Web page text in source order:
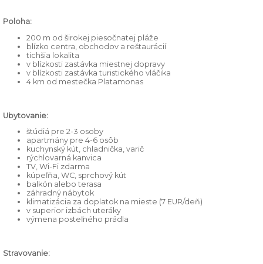
Poloha:
200 m od širokej piesočnatej pláže
blízko centra, obchodov a reštaurácií
tichšia lokalita
v blízkosti zastávka miestnej dopravy
v blízkosti zastávka turistického vláčika
4 km od mestečka Platamonas
Ubytovanie:
štúdiá pre 2-3 osoby
apartmány pre 4-6 osôb
kuchynský kút, chladnička, varič
rýchlovarná kanvica
TV, Wi-Fi zdarma
kúpeľňa, WC, sprchový kút
balkón alebo terasa
záhradný nábytok
klimatizácia za doplatok na mieste (7 EUR/deň)
v superior izbách uteráky
výmena posteľného prádla
Stravovanie: